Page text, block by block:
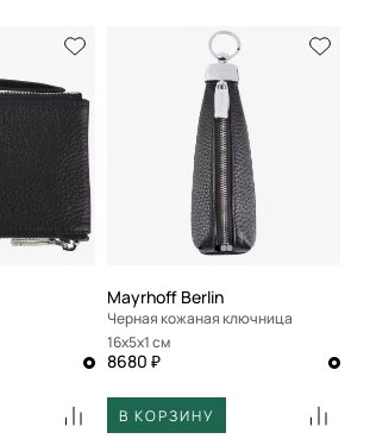
Mayrhoff Berlin
Черная кожаная ключница
16x5x1 см
8680 ₽
В КОРЗИНУ